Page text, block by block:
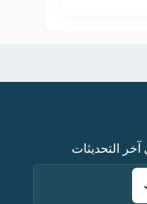
التحديثات